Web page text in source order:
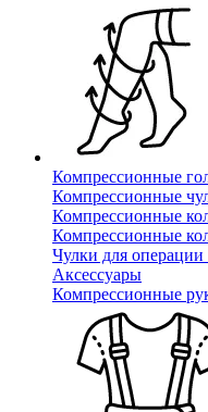
Компрессионные
Компрессионные
Компрессионные
Компрессионные
Чулки для операции
Аксессуары
Компрессионные